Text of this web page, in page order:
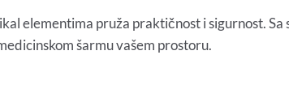
elementima pruža praktičnost i sigurnost.
šarmu vašem prostoru.